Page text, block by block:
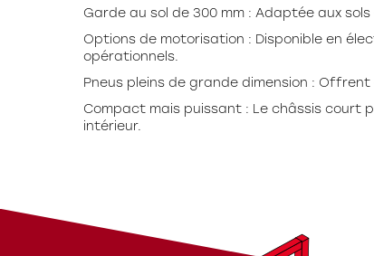
Garde au sol de 300 mm : Adaptée aux
Options de motorisation : Disponible en
opérationnels.
Pneus pleins de grande dimension :
Compact mais puissant : Le châssis court
intérieur.